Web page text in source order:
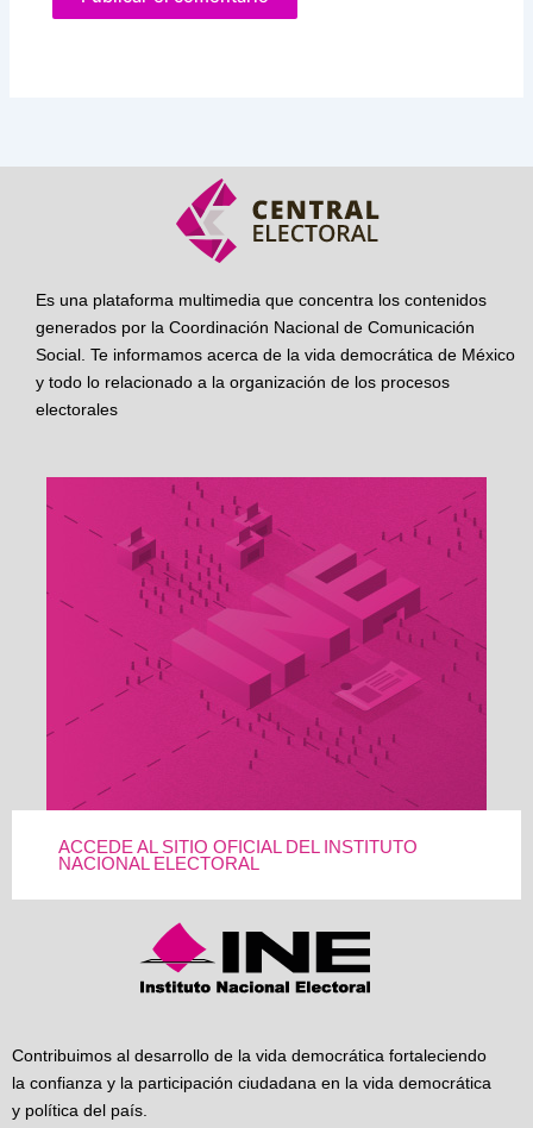
Es una plataforma multimedia que concentra los contenidos
generados por la Coordinación Nacional de Comunicación
Social. Te informamos acerca de la vida democrática de México
y todo lo relacionado a la organización de los procesos
electorales
ACCEDE AL SITIO OFICIAL DEL INSTITUTO
NACIONAL ELECTORAL
Contribuimos al desarrollo de la vida democrática fortaleciendo
la confianza y la participación ciudadana en la vida democrática
y política del país.